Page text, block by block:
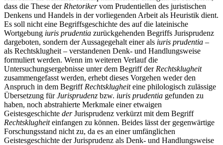
dass die These der Rhetorikervom Prudentiellen des juristischen
Denkens und Handels in der vorliegenden Arbeit als Heuristik dient.
Es soll nicht eine Begriffsgeschichte des auf die lateinische
Wortgebung iuris prudentia zurückgehenden Begriffs Jurisprudenz
dargeboten, sondern der Aussagegehalt einer als iuris prudentia –
als Rechtsklugheit – verstandenen Denk- und Handlungsweise
formuliert werden. Wenn im weiteren Verlauf die
Untersuchungsergebnisse unter dem Begriff der Rechtsklugheit
zusammengefasst werden, erhebt dieses Vorgehen weder den
Anspruch in dem Begriff Rechtsklugheiteine philologisch zulässige
Übersetzung fürJurisprudenz bzw. iuris prudentia gefunden zu
haben, noch abstrahierte Merkmale einer etwaigen
Geistesgeschichte derJurisprudenz verkürzt mit dem Begriff
Rechtsklugheiteinfangen zu können. Beides lässt der gegenwärtige
Forschungsstand nicht zu, da es an einer umfänglichen
Geistesgeschichte der Jurisprudenz als Denk- und Handlungsweise